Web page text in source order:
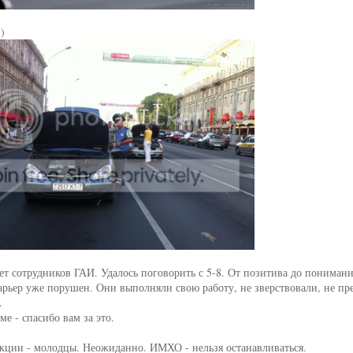
сотрудников ГАИ. Удалось поговорить с 5-8. От позитива до
уже порушен. Они выполняли свою работу, не зверствовали, не
- спасибо вам за это.
- молодцы. Неожиданно. ИМХО - нельзя останавливаться.